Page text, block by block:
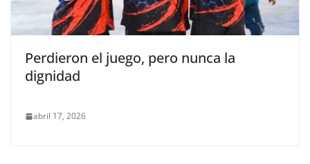
Perdieron el juego, pero nunca la
dignidad
abril 17, 2026